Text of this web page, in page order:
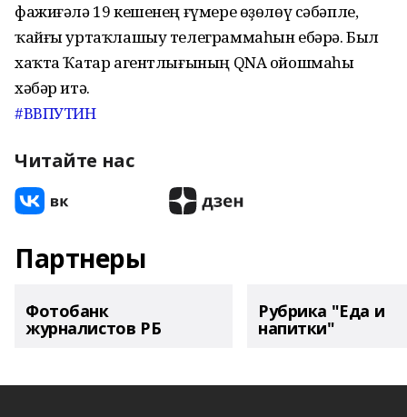
фажиғәлә 19 кешенең ғүмере өҙөлөү сәбәпле,
ҡайғы уртаҡлашыу телеграммаһын ебәрә. Был
хаҡта Ҡатар агентлығының QNA ойошмаһы
хәбәр итә.
#ВВПУТИН
Читайте нас
Партнеры
Фотобанк
журналистов РБ
Рубрика "Еда и
напитки"